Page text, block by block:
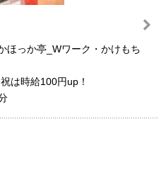
ほっか亭_Wワーク・かけもち
は時給100円up！